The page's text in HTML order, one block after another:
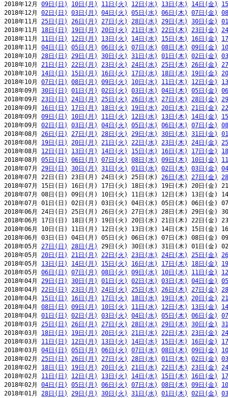
2018年12月 09日(日) 10日(月) 11日(火) 12日(水) 13日(木) 14日(金)
2018年12月 02日(日) 03日(月) 04日(火) 05日(水) 06日(木) 07日(金)
2018年11月 25日(日) 26日(月) 27日(火) 28日(水) 29日(木) 30日(金)
2018年11月 18日(日) 19日(月) 20日(火) 21日(水) 22日(木) 23日(金)
2018年11月 11日(日) 12日(月) 13日(火) 14日(水) 15日(木) 16日(金)
2018年11月 04日(日) 05日(月) 06日(火) 07日(水) 08日(木) 09日(金)
2018年10月 28日(日) 29日(月) 30日(火) 31日(水) 01日(木) 02日(金)
2018年10月 21日(日) 22日(月) 23日(火) 24日(水) 25日(木) 26日(金)
2018年10月 14日(日) 15日(月) 16日(火) 17日(水) 18日(木) 19日(金)
2018年10月 07日(日) 08日(月) 09日(火) 10日(水) 11日(木) 12日(金)
2018年09月 30日(日) 01日(月) 02日(火) 03日(水) 04日(木) 05日(金)
2018年09月 23日(日) 24日(月) 25日(火) 26日(水) 27日(木) 28日(金)
2018年09月 16日(日) 17日(月) 18日(火) 19日(水) 20日(木) 21日(金)
2018年09月 09日(日) 10日(月) 11日(火) 12日(水) 13日(木) 14日(金)
2018年09月 02日(日) 03日(月) 04日(火) 05日(水) 06日(木) 07日(金)
2018年08月 26日(日) 27日(月) 28日(火) 29日(水) 30日(木) 31日(金)
2018年08月 19日(日) 20日(月) 21日(火) 22日(水) 23日(木) 24日(金)
2018年08月 12日(日) 13日(月) 14日(火) 15日(水) 16日(木) 17日(金)
2018年08月 05日(日) 06日(月) 07日(火) 08日(水) 09日(木) 10日(金)
2018年07月 29日(日) 30日(月) 31日(火) 01日(水) 02日(木) 03日(金)
2018年07月 22日(日) 23日(月) 24日(火) 25日(水) 26日(木) 27日(金)
2018年07月 15日(日) 16日(月) 17日(火) 18日(水) 19日(木) 20日(金)
2018年07月 08日(日) 09日(月) 10日(火) 11日(水) 12日(木) 13日(金)
2018年07月 01日(日) 02日(月) 03日(火) 04日(水) 05日(木) 06日(金)
2018年06月 24日(日) 25日(月) 26日(火) 27日(水) 28日(木) 29日(金)
2018年06月 17日(日) 18日(月) 19日(火) 20日(水) 21日(木) 22日(金)
2018年06月 10日(日) 11日(月) 12日(火) 13日(水) 14日(木) 15日(金)
2018年06月 03日(日) 04日(月) 05日(火) 06日(水) 07日(木) 08日(金)
2018年05月 27日(日) 28日(月)
29日(火) 30日(水) 31日(木) 01日(金)
2018年05月 20日(日) 21日(月) 22日(火) 23日(水) 24日(木) 25日(金)
2018年05月 13日(日) 14日(月) 15日(火) 16日(水) 17日(木) 18日(金)
2018年05月 06日(日) 07日(月) 08日(火) 09日(水) 10日(木) 11日(金)
2018年04月 29日(日) 30日(月) 01日(火) 02日(水) 03日(木) 04日(金)
2018年04月 22日(日) 23日(月) 24日(火) 25日(水) 26日(木) 27日(金)
2018年04月 15日(日) 16日(月) 17日(火) 18日(水) 19日(木) 20日(金)
2018年04月 08日(日) 09日(月) 10日(火) 11日(水) 12日(木) 13日(金)
2018年04月 01日(日) 02日(月) 03日(火) 04日(水) 05日(木) 06日(金)
2018年03月 25日(日) 26日(月) 27日(火) 28日(水) 29日(木) 30日(金)
2018年03月 18日(日) 19日(月) 20日(火) 21日(水) 22日(木) 23日(金)
2018年03月 11日(日) 12日(月) 13日(火) 14日(水) 15日(木) 16日(金)
2018年03月 04日(日) 05日(月) 06日(火) 07日(水) 08日(木) 09日(金)
2018年02月 25日(日) 26日(月) 27日(火) 28日(水) 01日(木) 02日(金)
2018年02月 18日(日) 19日(月) 20日(火) 21日(水) 22日(木) 23日(金)
2018年02月 11日(日) 12日(月) 13日(火) 14日(水) 15日(木) 16日(金)
2018年02月 04日(日) 05日(月) 06日(火) 07日(水) 08日(木) 09日(金)
2018年01月 28日(日) 29日(月) 30日(火) 31日(水) 01日(木) 02日(金)